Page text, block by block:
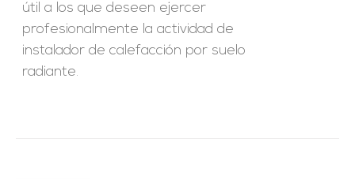
útil a los que deseen ejercer
profesionalmente la actividad de
instalador de calefacción por suelo
radiante.